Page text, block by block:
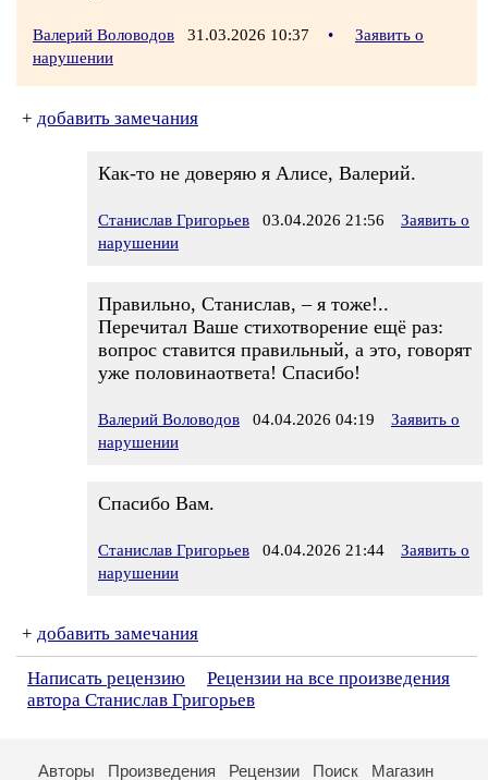
Валерий Воловодов 31.03.2026 10:37 •
Заявить о
нарушении
+ добавить замечания
Как-то не доверяю я Алисе, Валерий.
Станислав Григорьев 03.04.2026 21:56
Заявить о
нарушении
Правильно, Станислав, – я тоже!..
Перечитал Ваше стихотворение ещё раз:
вопрос ставится правильный, а это, говорят
уже половинаответа! Спасибо!
Валерий Воловодов 04.04.2026 04:19
Заявить о
нарушении
Спасибо Вам.
Станислав Григорьев 04.04.2026 21:44
Заявить о
нарушении
+ добавить замечания
Написать рецензию
Рецензии на все произведения
автора Станислав Григорьев
Авторы Произведения Рецензии Поиск Магазин